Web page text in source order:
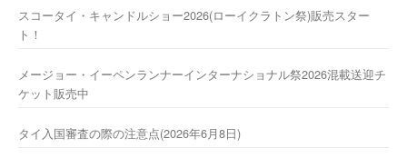
スコータイ・キャンドルショー2026(ローイクラトン祭)販売スター
ト！
メージョー・イーペンランナーインターナショナル祭2026混載送迎チ
ケット販売中
タイ入国審査の際の注意点(2026年6月8日)